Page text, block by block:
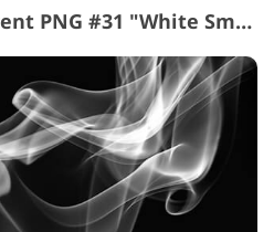
Red Smoke Transparent PNG #31 "White Smoke"